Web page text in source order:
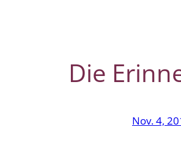
Die
Nov. 4,